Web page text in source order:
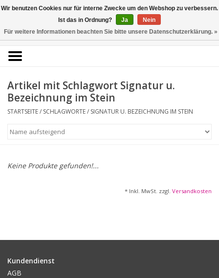
0 Artikel - €0,00
Kunstantiquariat
Rolf Brehmer
Portal für Grafik aus 5
Fotografie
Artikel mit Schlagwort Signatur u.
Bezeichnung im Stein
STARTSEITE/ SCHLAGWORTE/ SIGNATUR U. BEZEICHNUNG IM STEIN
Keine Produkte gefunden!...
* Inkl. MwSt. zzgl. Versandkosten
Kundendienst
AGB
Wir benutzen Cookies nur für interne Zwecke um den Webshop zu verbessern.
Ist das in Ordnung?
Ja
Nein
Für weitere Informationen beachten Sie bitte unsere Datenschutzerklärung. »